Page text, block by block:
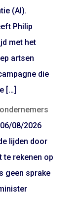
(AI).
Philip
met het
artsen
die
[…]
06/08/2026
lijden door
te rekenen op
geen sprake